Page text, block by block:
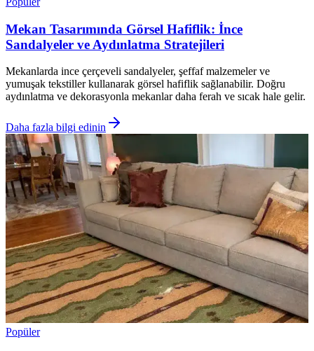
Mekan Tasarımında Görsel Hafiflik: İnce
Sandalyeler ve Aydınlatma Stratejileri
Mekanlarda ince çerçeveli sandalyeler, şeffaf malzemeler ve
yumuşak tekstiller kullanarak görsel hafiflik sağlanabilir. Doğru
aydınlatma ve dekorasyonla mekanlar daha ferah ve sıcak hale gelir.
Daha fazla bilgi edinin
Popüler